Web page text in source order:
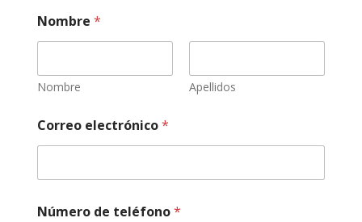
Nombre *
Nombre Apellidos
Correo electrónico*
Número de teléfono*